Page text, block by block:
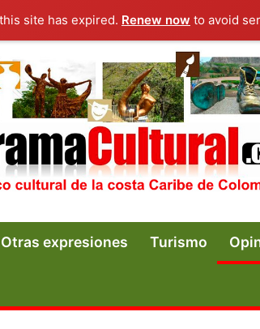
site has expired. Renew now to avoid
Otras expresiones Turismo